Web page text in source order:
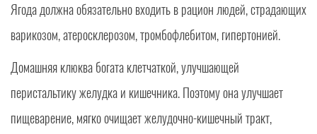
Ягода должна обязательно входить в рацион людей, страдающих
варикозом, атеросклерозом, тромбофлебитом, гипертонией.
Домашняя клюква богата клетчаткой, улучшающей
перистальтику желудка и кишечника. Поэтому она улучшает
пищеварение, мягко очищает желудочно-кишечный тракт,